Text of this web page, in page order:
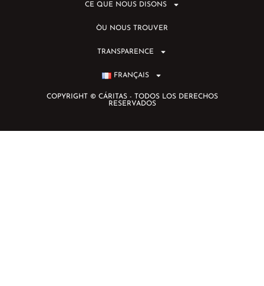
CE QUE NOUS DISONS
ÒU NOUS TROUVER
TRANSPARENCE
FRANÇAIS
COPYRIGHT © CÁRITAS - TODOS LOS DERECHOS
RESERVADOS